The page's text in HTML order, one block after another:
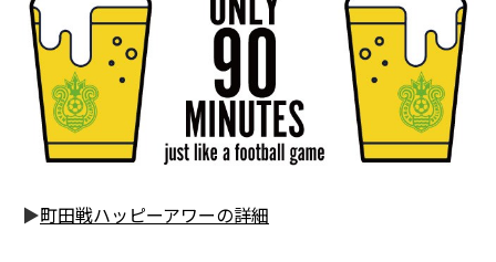
▶町田戦ハッピーアワーの詳細